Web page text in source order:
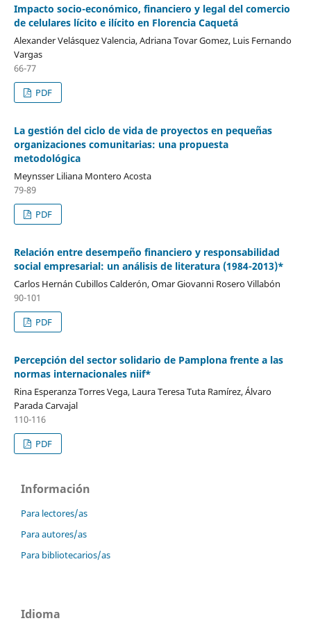
Impacto socio-económico, financiero y legal del comercio
de celulares lícito e ilícito en Florencia Caquetá
Alexander Velásquez Valencia, Adriana Tovar Gomez, Luis Fernando
Vargas
66-77
PDF
La gestión del ciclo de vida de proyectos en pequeñas
organizaciones comunitarias: una propuesta
metodológica
Meynsser Liliana Montero Acosta
79-89
PDF
Relación entre desempeño financiero y responsabilidad
social empresarial: un análisis de literatura (1984-2013)*
Carlos Hernán Cubillos Calderón, Omar Giovanni Rosero Villabón
90-101
PDF
Percepción del sector solidario de Pamplona frente a las
normas internacionales niif*
Rina Esperanza Torres Vega, Laura Teresa Tuta Ramírez, Álvaro
Parada Carvajal
110-116
PDF
Información
Para lectores/as
Para autores/as
Para bibliotecarios/as
Idioma